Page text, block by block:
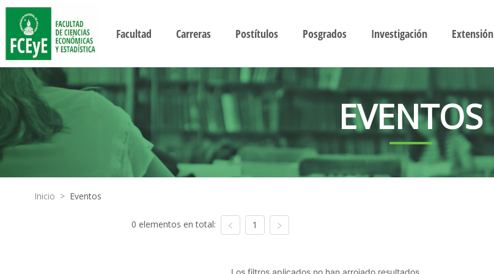
Facultad Carreras Postítulos Posgrados Investigación Extensión
EVENTOS
Inicio > Eventos
0 elementos en total: 1
Los filtros aplicados no han arrojado resultados